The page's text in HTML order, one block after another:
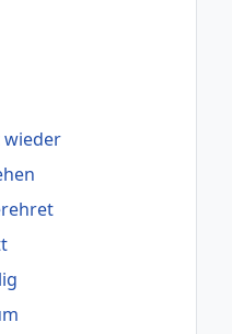
wieder